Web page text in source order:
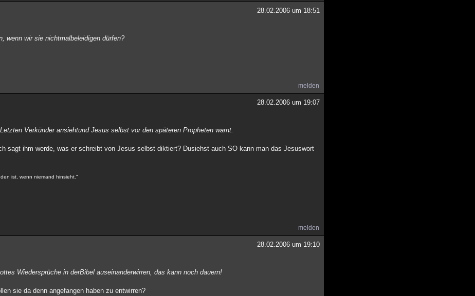
28.02.2006 um 18:51
wenn wir sie nichtmalbeleidigen dürfen?
melden
28.02.2006 um 19:07
Verkünder ansiehtund Jesus selbst vor den späteren Propheten warnt.
sagt ihm werde, was er schreibt von Jesus selbst diktiert? Dusiehst auch SO kann man das Jesuswort
ist, wenn niemand hinsieht."
melden
28.02.2006 um 19:10
Wiedersprüche in derBibel auseinanderwirren, das kann noch dauern!
sie da denn angefangen haben zu entwirren?